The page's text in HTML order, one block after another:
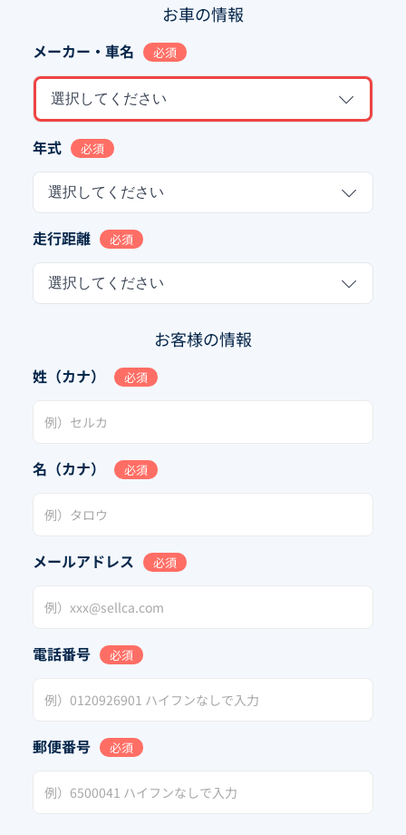
お車の情報
メーカー・車名 必須
選択してください
年式 必須
選択してください
走行距離 必須
選択してください
お客様の情報
姓（カナ） 必須
名（カナ） 必須
メールアドレス 必須
電話番号 必須
郵便番号 必須